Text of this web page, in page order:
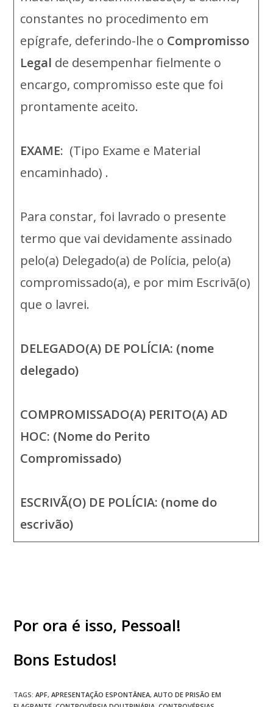
constantes no procedimento em
epígrafe, deferindo-lhe o Compromisso
Legal de desempenhar fielmente o
encargo, compromisso este que foi
prontamente aceito.
EXAME: (Tipo Exame e Material
encaminhado) .
Para constar, foi lavrado o presente
termo que vai devidamente assinado
pelo(a) Delegado(a) de Polícia, pelo(a)
compromissado(a), e por mim Escrivã(o)
que o lavrei.
DELEGADO(A) DE POLÍCIA: (nome
delegado)
COMPROMISSADO(A) PERITO(A) AD
HOC: (Nome do Perito
Compromissado)
ESCRIVÃ(O) DE POLÍCIA: (nome do
escrivão)
Por ora é isso, Pessoal!
Bons Estudos!
TAGS:APF, APRESENTAÇÃO ESPONTÂNEA, AUTO DE PRISÃO EM